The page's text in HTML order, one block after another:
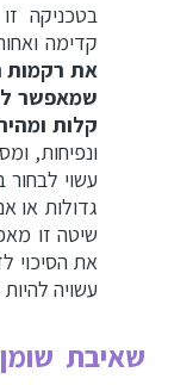
בטכניקה
קדימה
את רקמות
שמאפשר
קלות
ונפיחות,
עשוי לבחור
גדולות או
שיטה זו
את הסיכוי
עשויה
שאיבת